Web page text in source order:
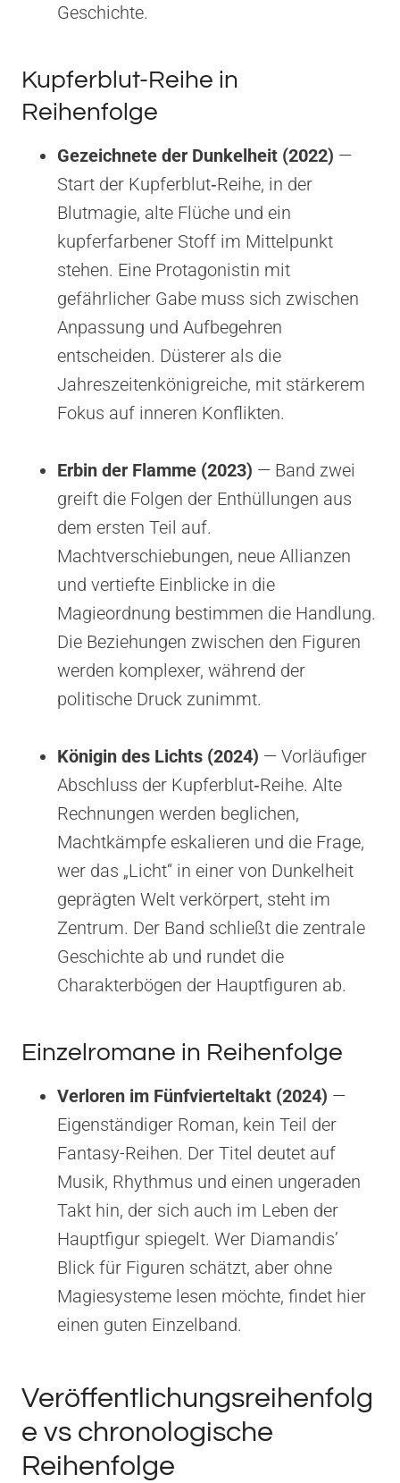
Geschichte.
Kupferblut-Reihe in
Reihenfolge
Gezeichnete der Dunkelheit (2022) —
Start der Kupferblut‑Reihe, in der
Blutmagie, alte Flüche und ein
kupferfarbener Stoff im Mittelpunkt
stehen. Eine Protagonistin mit
gefährlicher Gabe muss sich zwischen
Anpassung und Aufbegehren
entscheiden. Düsterer als die
Jahreszeitenkönigreiche, mit stärkerem
Fokus auf inneren Konflikten.
Erbin der Flamme (2023) — Band zwei
greift die Folgen der Enthüllungen aus
dem ersten Teil auf.
Machtverschiebungen, neue Allianzen
und vertiefte Einblicke in die
Magieordnung bestimmen die Handlung.
Die Beziehungen zwischen den Figuren
werden komplexer, während der
politische Druck zunimmt.
Königin des Lichts (2024) — Vorläufiger
Abschluss der Kupferblut‑Reihe. Alte
Rechnungen werden beglichen,
Machtkämpfe eskalieren und die Frage,
wer das „Licht“ in einer von Dunkelheit
geprägten Welt verkörpert, steht im
Zentrum. Der Band schließt die zentrale
Geschichte ab und rundet die
Charakterbögen der Hauptfiguren ab.
Einzelromane in Reihenfolge
Verloren im Fünfvierteltakt (2024) —
Eigenständiger Roman, kein Teil der
Fantasy-Reihen. Der Titel deutet auf
Musik, Rhythmus und einen ungeraden
Takt hin, der sich auch im Leben der
Hauptfigur spiegelt. Wer Diamandis’
Blick für Figuren schätzt, aber ohne
Magiesysteme lesen möchte, findet hier
einen guten Einzelband.
Veröffentlichungsreihenfolg
e vs chronologische
Reihenfolge